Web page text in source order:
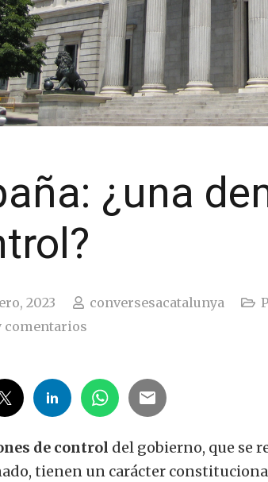
¿una
2023 conversesacatalunya
comentarios
de control del gobierno, que se
tienen un carácter